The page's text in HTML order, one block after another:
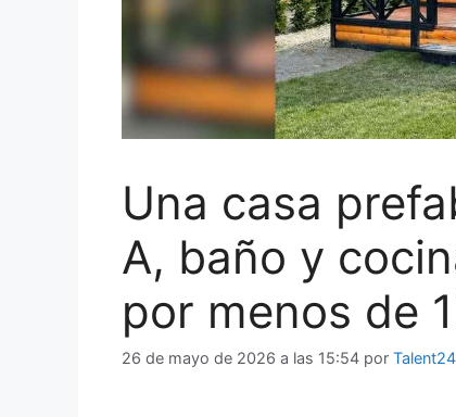
Una casa
A, baño y
por menos de
26 de mayo de 2026 a las 15:54 por